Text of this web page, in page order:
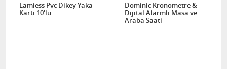
Lamiess Pvc Dikey Yaka
Kartı 10'lu
Dominic Kronometre &
Dijital Alarmlı Masa ve
Araba Saati